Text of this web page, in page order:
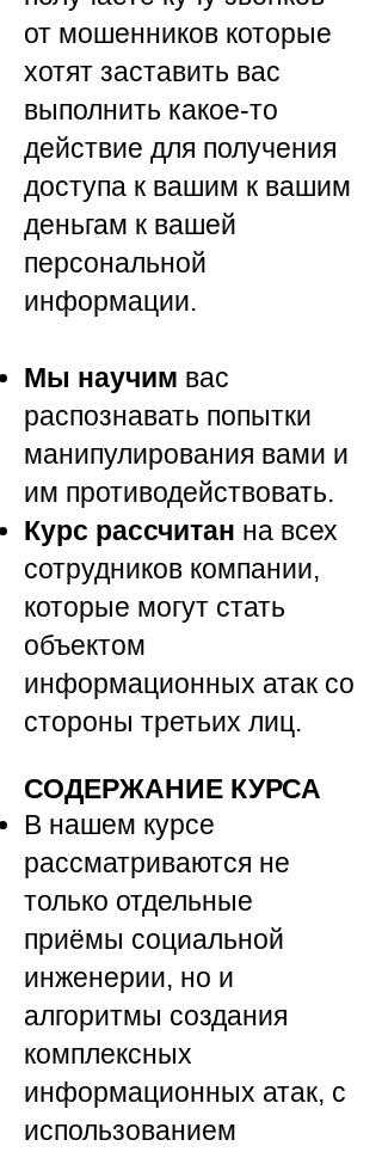
от мошенников которые
хотят заставить вас
выполнить какое-то
действие для получения
доступа к вашим к вашим
деньгам к вашей
персональной
информации.
Мы научим вас
распознавать попытки
манипулирования вами и
им противодействовать.
Курс рассчитан на всех
сотрудников компании,
которые могут стать
объектом
информационных атак со
стороны третьих лиц.
СОДЕРЖАНИЕ КУРСА
В нашем курсе
рассматриваются не
только отдельные
приёмы социальной
инженерии, но и
алгоритмы создания
комплексных
информационных атак, с
использованием